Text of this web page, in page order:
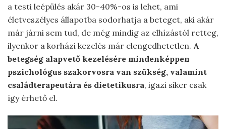
a testi leépülés akár 30-40%-os is lehet, ami
életveszélyes állapotba sodorhatja a beteget, aki akár
már járni sem tud, de még mindig az elhízástól retteg,
ilyenkor a korházi kezelés már elengedhetetlen. A
betegség alapvető kezelésére mindenképpen
pszichológus szakorvosra van szükség, valamint
családterapeutára és dietetikusra, igazi siker csak
így érhető el.